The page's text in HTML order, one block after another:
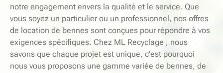
notre engagement envers la qualité et le service. Que
vous soyez un particulier ou un professionnel, nos offres
de location de bennes sont conçues pour répondre à vos
exigences spécifiques. Chez ML Recyclage , nous
savons que chaque projet est unique, c'est pourquoi
nous vous proposons une gamme variée de bennes, de